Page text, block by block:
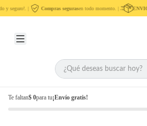
y seguro!. | Compras segurasen todo momento. |
Te faltan$ 0para tu¡Envío gratis!